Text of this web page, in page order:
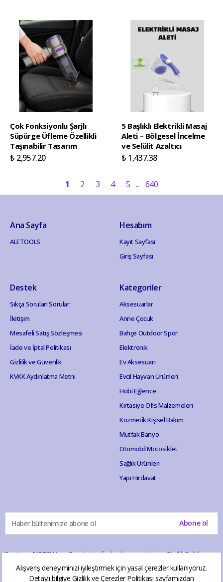
Alışveriş deneyiminizi iyileştirmek için yasal çerezler kullanıyoruz.
Detaylı bilgiye Gizlilik ve Çerezler Politikasısayfamızdan
Çok Fonksiyonlu Şarjlı
Süpürge Üfleme Özellikli
Taşınabilir Tasarım
₺ 2,957.20
5 Başlıklı Elektrikli Masaj
Aleti – Bölgesel İncelme
ve Selülit Azaltıcı
₺ 1,437.38
1 2 3 4 5 640
Ana Sayfa
ALETOOLS
Hesabım
Kayıt Sayfası
Giriş Sayfası
Destek
Sıkça Sorulan Sorular
İletişim
Mesafeli Satış Sözleşmesi
İade ve İptal Politikası
Gizlilik ve Güvenlik
KVKK Aydınlatma Metni
Kategoriler
Aksesuarlar
Anne Çocuk
Bahçe Outdoor Spor
Elektronik
Ev Aksesuarı
Evcil Hayvan Ürünleri
Hobi Eğlence
Kırtasiye Ofis Malzemeleri
Kozmetik Kişisel Bakım
Mutfak Banyo
Otomobil Motosiklet
Sağlık Ürünleri
Yapı Hırdavat
Abone ol
Bu site reCAPTCHA ve Google tarafından korunmaktadır.Gizlilik Politikası
Hizmet Şartları geçerlidir.